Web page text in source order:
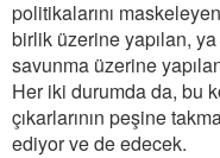
politikalarını
birlik üzerine yapılan,
savunma üzerine
Her iki durumda da, bu
çıkarlarının peşine
ediyor ve de edecek.